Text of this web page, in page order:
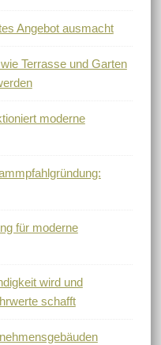
Angebot ausmacht
Terrasse und Garten
moderne
für moderne
wird und
schafft